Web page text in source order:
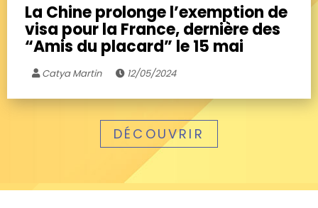
La Chine prolonge l’exemption de
visa pour la France, dernière des
“Amis du placard” le 15 mai
Catya Martin 12/05/2024
DÉCOUVRIR